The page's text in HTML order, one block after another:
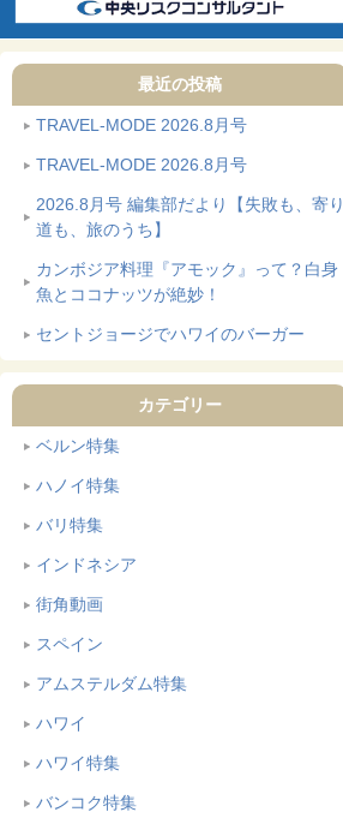
最近の投稿
TRAVEL-MODE 2026.8月号
TRAVEL-MODE 2026.8月号
2026.8月号 編集部だより【失敗も、寄り
道も、旅のうち】
カンボジア料理『アモック』って？白身
魚とココナッツが絶妙！
セントジョージでハワイのバーガー
カテゴリー
ベルン特集
ハノイ特集
バリ特集
インドネシア
街角動画
スペイン
アムステルダム特集
ハワイ
ハワイ特集
バンコク特集